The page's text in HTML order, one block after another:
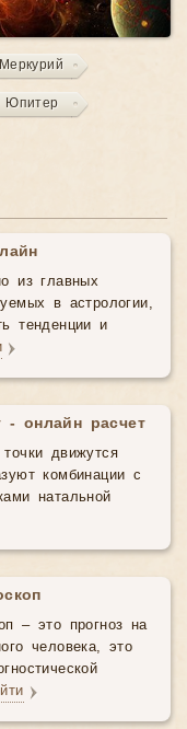
из главных
в астрологии,
тенденции и
- онлайн расчет
движутся
комбинации с
натальной
– это прогноз на
человека, это